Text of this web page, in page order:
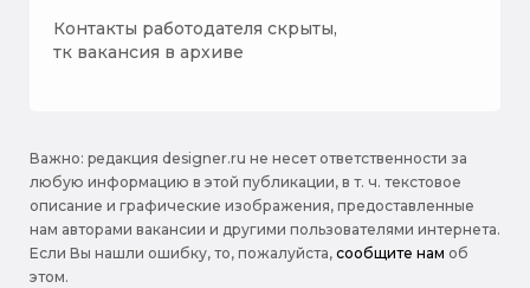
Контакты работодателя скрыты,
тк вакансия в архиве
Важно: pедакция designer.ru не несет ответственности за
любую информацию в этой публикации, в т. ч. текстовое
описание и графические изображения, предоставленные
нам авторами вакансии и другими пользователями интернета.
Если Вы нашли ошибку, то, пожалуйста, сообщите нам об
этом.